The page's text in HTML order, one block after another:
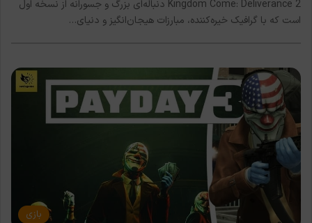
Kingdom Come: Deliverance 2 دنباله‌ای بزرگ و جسورانه از نسخه اول
است که با گرافیک خیره‌کننده، مبارزات هیجان‌انگیز و دنیای…
بازی